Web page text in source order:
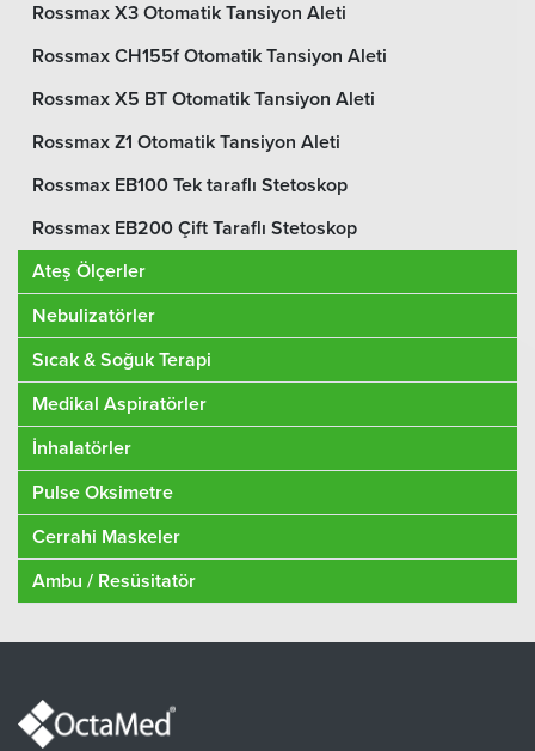
Rossmax X3 Otomatik Tansiyon Aleti
Rossmax CH155f Otomatik Tansiyon Aleti
Rossmax X5 BT Otomatik Tansiyon Aleti
Rossmax Z1 Otomatik Tansiyon Aleti
Rossmax EB100 Tek taraflı Stetoskop
Rossmax EB200 Çift Taraflı Stetoskop
Ateş Ölçerler
Nebulizatörler
Sıcak & Soğuk Terapi
Medikal Aspiratörler
İnhalatörler
Pulse Oksimetre
Cerrahi Maskeler
Ambu / Resüsitatör